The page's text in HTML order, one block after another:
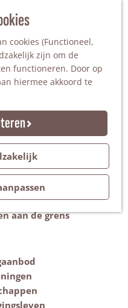
cookies (Functioneel,
zijn om de
functioneren. Door op
hiermee akkoord te
parken
Het Hilgelo
& vakantieparken
& Bloemencorso
evenementen
aan de grens